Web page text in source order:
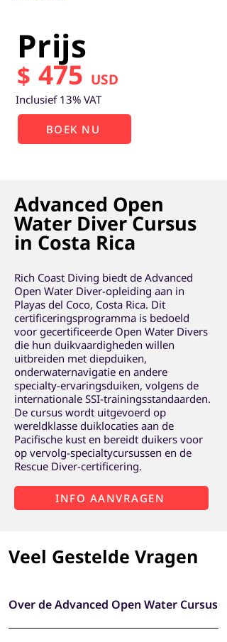
Prijs
$ 475 USD
Inclusief 13% VAT
BOEK NU
Advanced Open
Water Diver Cursus
in Costa Rica
Rich Coast Diving biedt de Advanced
Open Water Diver-opleiding aan in
Playas del Coco, Costa Rica. Dit
certificeringsprogramma is bedoeld
voor gecertificeerde Open Water Divers
die hun duikvaardigheden willen
uitbreiden met diepduiken,
onderwaternavigatie en andere
specialty-ervaringsduiken, volgens de
internationale SSI-trainingsstandaarden.
De cursus wordt uitgevoerd op
wereldklasse duiklocaties aan de
Pacifische kust en bereidt duikers voor
op vervolg-specialtycursussen en de
Rescue Diver-certificering.
INFO AANVRAGEN
Veel Gestelde Vragen
Over de Advanced Open Water Cursus